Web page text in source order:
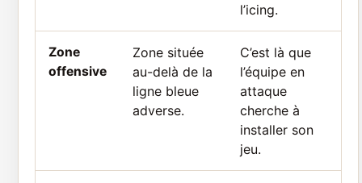
l’icing.
Zone
offensive
Zone située
au-delà de la
ligne bleue
adverse.
C’est là que
l’équipe en
attaque
cherche à
installer son
jeu.